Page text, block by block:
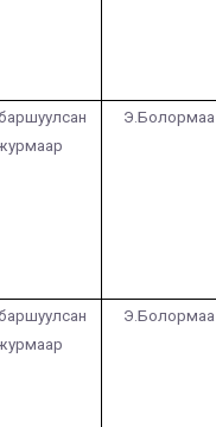
Э.Болормаа
Э.Болормаа